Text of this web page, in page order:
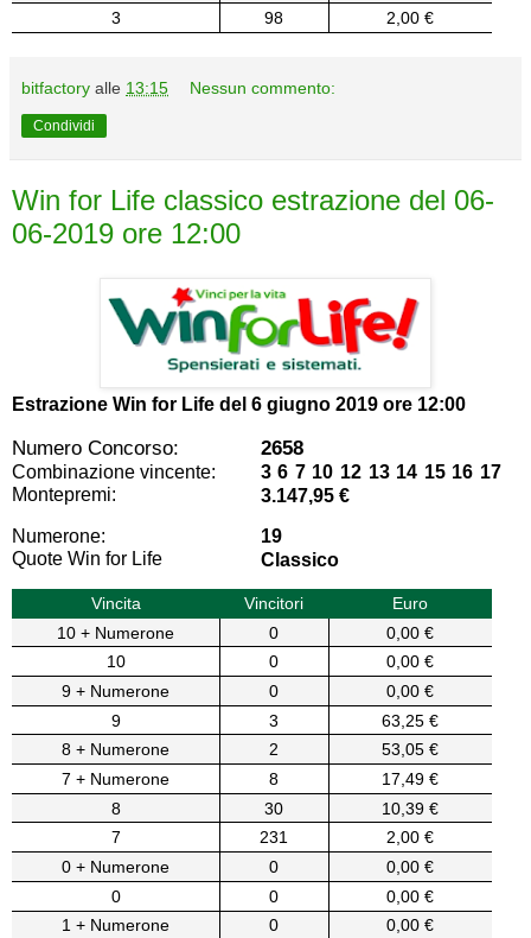
3
98 2,00 €
bitfactory alle 13:15 Nessun commento:
Condividi
Win for Life classico estrazione del 06-
06-2019 ore 12:00
Estrazione Win for Life del 6 giugno 2019 ore 12:00
Numero Concorso: 2658
Combinazione vincente:
3 6 7 10 12 13 14 15 16 17
Montepremi:
3.147,95 €
Numerone:
19
Quote Win for Life
Classico
Vincita Vincitori
Euro
10 + Numerone
0
0,00 €
10
0
0,00 €
9 + Numerone
0
0,00 €
9
3
63,25 €
8 + Numerone
2
53,05 €
7 + Numerone
8
17,49 €
8
30
10,39 €
7
231
2,00 €
0 + Numerone
0
0,00 €
0
0
0,00 €
1 + Numerone
0
0,00 €